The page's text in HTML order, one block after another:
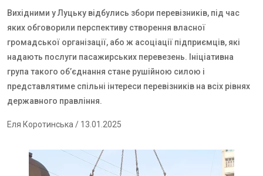
Вихідними у Луцьку відбулись збори перевізників, під час
яких обговорили перспективу створення власної
громадської організації, або ж асоціації підприємців, які
надають послуги пасажирських перевезень. Ініціативна
група такого об’єднання стане рушійною силою і
представлятиме спільні інтереси перевізників на всіх рівнях
державного правління.
Еля Коротинська / 13.01.2025